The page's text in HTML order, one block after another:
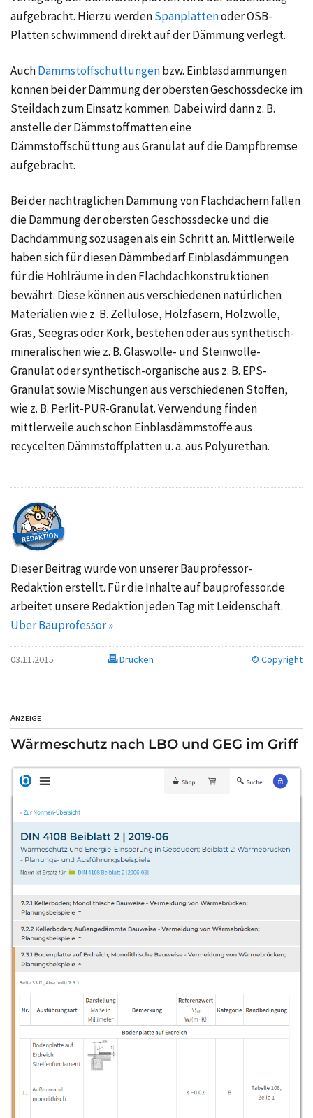
aufgebracht. Hierzu werdenSpanplattenoderOSB-
Plattenschwimmend direkt auf der Dämmung verlegt.
AuchDämmstoffschüttungenbzw. Einblasdämmungen
können bei der Dämmung der obersten Geschossdecke im
Steildach zum Einsatz kommen. Dabei wird dann z. B.
anstelle der Dämmstoffmatten eine
Dämmstoffschüttung aus Granulat auf die Dampfbremse
aufgebracht.
Bei der nachträglichen Dämmung von Flachdächern fallen
die Dämmung der obersten Geschossdecke und die
Dachdämmung sozusagen als ein Schritt an. Mittlerweile
haben sich für diesen Dämmbedarf Einblasdämmungen
für die Hohlräume in den Flachdachkonstruktionen
bewährt. Diese können aus verschiedenen natürlichen
Materialien wie z. B. Zellulose, Holzfasern, Holzwolle,
Gras, Seegras oder Kork, bestehen oder aus synthetisch-
mineralischen wie z. B. Glaswolle- und Steinwolle-
Granulat oder synthetisch-organische aus z. B. EPS-
Granulat sowie Mischungen aus verschiedenen Stoffen,
wie z. B. Perlit-PUR-Granulat. Verwendung finden
mittlerweile auch schon Einblasdämmstoffe aus
recycelten Dämmstoffplatten u. a. aus Polyurethan.
Dieser Beitrag wurde von unserer Bauprofessor-
Redaktion erstellt. Für die Inhalte auf bauprofessor.de
arbeitet unsere Redaktion jeden Tag mit Leidenschaft.
Über Bauprofessor »
03.11.2015 Drucken © Copyright
Anzeige
Wärmeschutz nach LBO und GEG im Griff